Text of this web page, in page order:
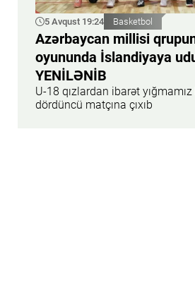
5 Avqust 19:24 Basketbol
Azərbaycan millisi
oyununda İslandiyaya
YENİLƏNİB
U-18 qızlardan ibarət
dördüncü matçına çıxıb